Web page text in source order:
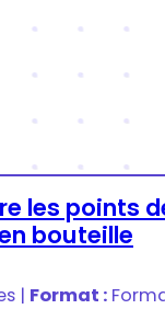
les points
bouteille
| Format :